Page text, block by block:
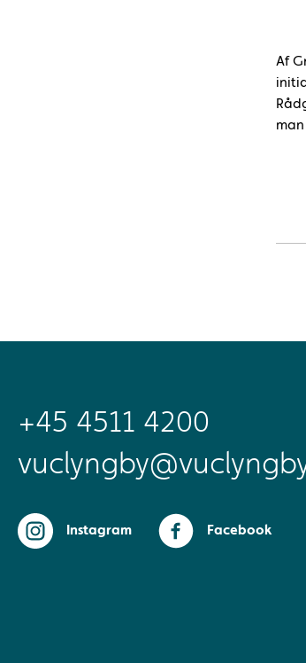
Af
+45 4511 4200
Instagram Facebook